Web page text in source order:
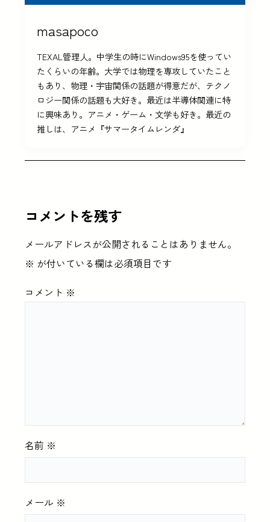
masapoco
TEXAL管理人。中学生の時にWindows95を使ってい
たくらいの年齢。大学では物理を専攻していたこと
もあり、物理・宇宙関係の話題が得意だが、テクノ
ロジー関係の話題も大好き。最近は半導体関連に特
に興味あり。アニメ・ゲーム・文学も好き。最近の
推しは、アニメ『サマータイムレンダ』
コメントを残す
メールアドレスが公開されることはありません。
※ が付いている欄は必須項目です
コメント ※
名前 ※
メール ※